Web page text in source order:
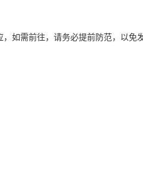
如需前往，请务必提前防范，以免